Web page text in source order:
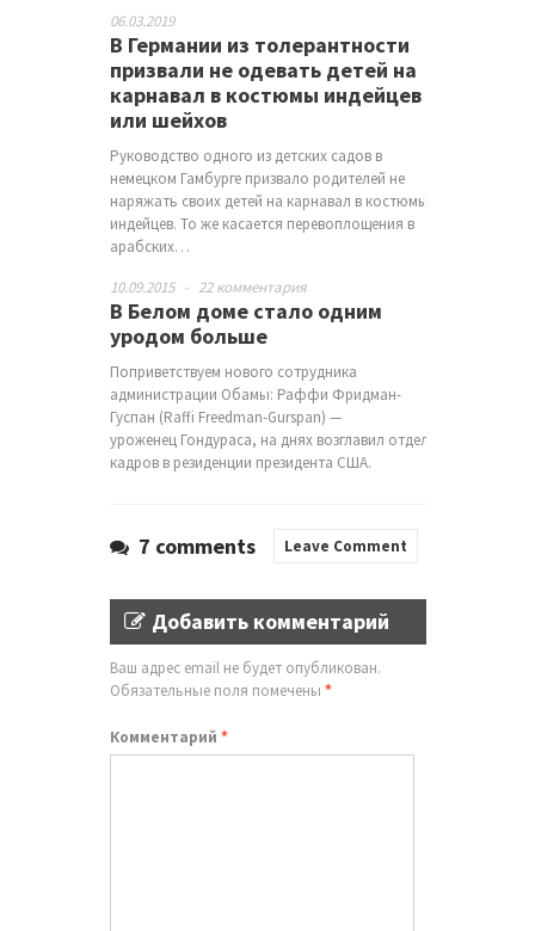
06.03.2019
В Германии из толерантности
призвали не одевать детей на
карнавал в костюмы индейцев
или шейхов
Руководство одного из детских садов в
немецком Гамбурге призвало родителей не
наряжать своих детей на карнавал в костюмы
индейцев. То же касается перевоплощения в
арабских…
10.09.2015 - 22 комментария
В Белом доме стало одним
уродом больше
Поприветствуем нового сотрудника
администрации Обамы: Раффи Фридман-
Гуспан (Raffi Freedman-Gurspan) —
уроженец Гондураса, на днях возглавил отдел
кадров в резиденции президента США.
7 comments Leave Comment
Добавить комментарий
Ваш адрес email не будет опубликован.
Обязательные поля помечены *
Комментарий *